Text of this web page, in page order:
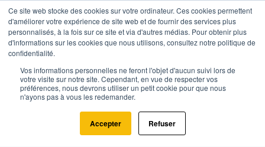
Ce site web stocke des cookies sur votre ordinateur. Ces cookies permettent
d'améliorer votre expérience de site web et de fournir des services plus
personnalisés, à la fois sur ce site et via d'autres médias. Pour obtenir plus
d'informations sur les cookies que nous utilisons, consultez notre politique de
confidentialité.
Vos informations personnelles ne feront l'objet d'aucun suivi lors de
votre visite sur notre site. Cependant, en vue de respecter vos
préférences, nous devrons utiliser un petit cookie pour que nous
n'ayons pas à vous les redemander.
Accepter Refuser
Agence.immo Prix immobilier Nouvelle-Aquitaine
Charente-Maritime Sainte-Gemme (17250)
Estimation immobilière à Sainte-
Gemme : Prix m² 2026